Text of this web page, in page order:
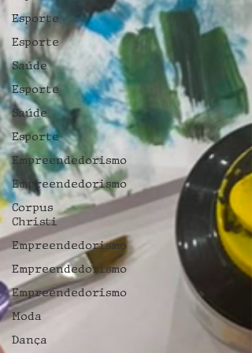
Esporte
Esporte
Saúde
Esporte
Saúde
Esporte
Empreendedorismo
Empreendedorismo
Corpus
Christi
Empreendedorismo
Empreendedorismo
Empreendedorismo
Moda
Dança